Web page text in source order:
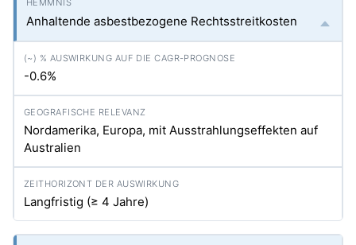
Anhaltende asbestbezogene Rechtsstreitkosten
-0.6%
Nordamerika, Europa, mit Ausstrahlungseffekten auf
Australien
Langfristig (≥ 4 Jahre)